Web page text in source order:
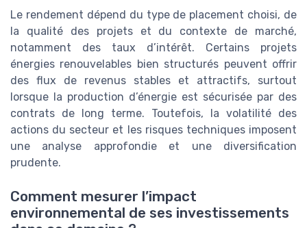
Le rendement dépend du type de placement choisi, de
la qualité des projets et du contexte de marché,
notamment des taux d’intérêt. Certains projets
énergies renouvelables bien structurés peuvent offrir
des flux de revenus stables et attractifs, surtout
lorsque la production d’énergie est sécurisée par des
contrats de long terme. Toutefois, la volatilité des
actions du secteur et les risques techniques imposent
une analyse approfondie et une diversification
prudente.
Comment mesurer l’impact
environnemental de ses investissements